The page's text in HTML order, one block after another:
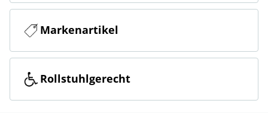
Breites Sportangebot aus Fussball, Outdoor, Ski, Fitness
und Running
Markenartikel
Rollstuhlgerecht